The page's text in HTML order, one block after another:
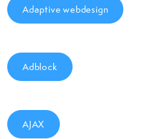
Adaptive webdesign
Adblock
AJAX